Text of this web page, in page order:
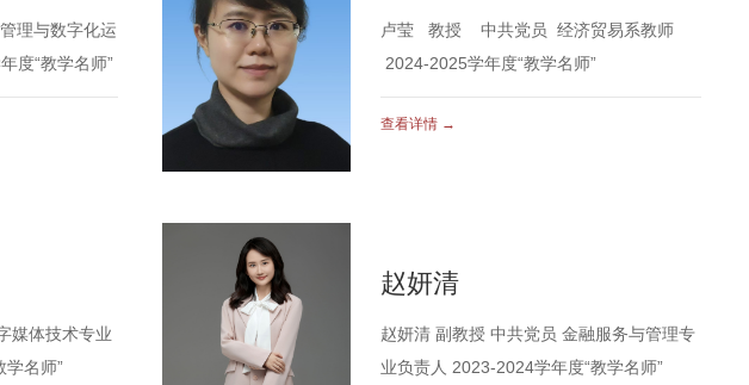
理与数字化运
度“教学名师”
卢莹 教授 中共党员 经济贸易系教师
2024-2025学年度“教学名师”
查看详情 →
媒体技术专业
学名师”
赵妍清
赵妍清 副教授 中共党员 金融服务与管理专
业负责人 2023-2024学年度“教学名师”